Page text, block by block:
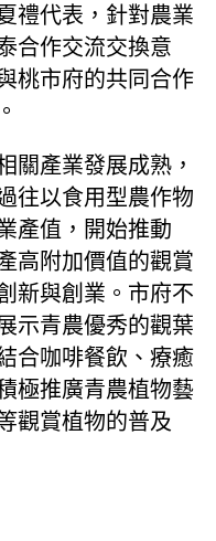
禮代表，針對農業
合作交流交換意
桃市府的共同合作
關產業發展成熟，
往以食用型農作物
產值，開始推動
高附加價值的觀賞
新與創業。市府不
示青農優秀的觀葉
合咖啡餐飲、療癒
極推廣青農植物藝
觀賞植物的普及